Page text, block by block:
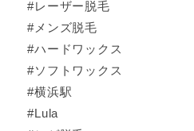
#レーザー脱毛
#メンズ脱毛
#ハードワックス
#ソフトワックス
#横浜駅
#Lula